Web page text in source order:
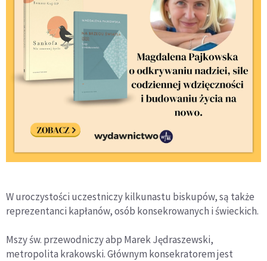
W uroczystości uczestniczy kilkunastu biskupów, są także
reprezentanci kapłanów, osób konsekrowanych i świeckich.
Mszy św. przewodniczy abp Marek Jędraszewski,
metropolita krakowski. Głównym konsekratorem jest